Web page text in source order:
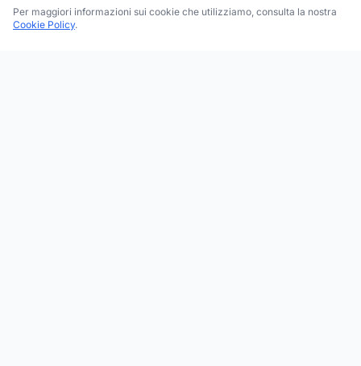
Per maggiori informazioni sui cookie che utilizziamo, consulta la nostra
Cookie Policy.